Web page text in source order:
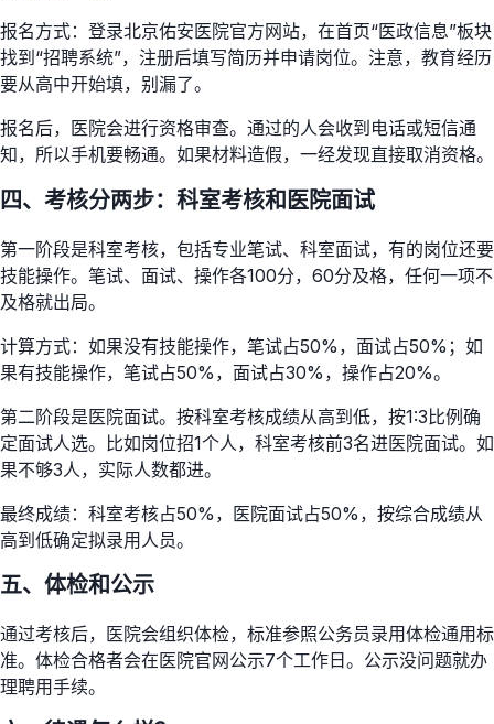
报名方式：登录北京佑安医院官方网站，在首页“医政信息”板块
找到“招聘系统”，注册后填写简历并申请岗位。注意，教育经历
要从高中开始填，别漏了。
报名后，医院会进行资格审查。通过的人会收到电话或短信通
知，所以手机要畅通。如果材料造假，一经发现直接取消资格。
四、考核分两步：科室考核和医院面试
第一阶段是科室考核，包括专业笔试、科室面试，有的岗位还要
技能操作。笔试、面试、操作各100分，60分及格，任何一项不
及格就出局。
计算方式：如果没有技能操作，笔试占50%，面试占50%；如
果有技能操作，笔试占50%，面试占30%，操作占20%。
第二阶段是医院面试。按科室考核成绩从高到低，按1:3比例确
定面试人选。比如岗位招1个人，科室考核前3名进医院面试。如
果不够3人，实际人数都进。
最终成绩：科室考核占50%，医院面试占50%，按综合成绩从
高到低确定拟录用人员。
五、体检和公示
通过考核后，医院会组织体检，标准参照公务员录用体检通用标
准。体检合格者会在医院官网公示7个工作日。公示没问题就办
理聘用手续。